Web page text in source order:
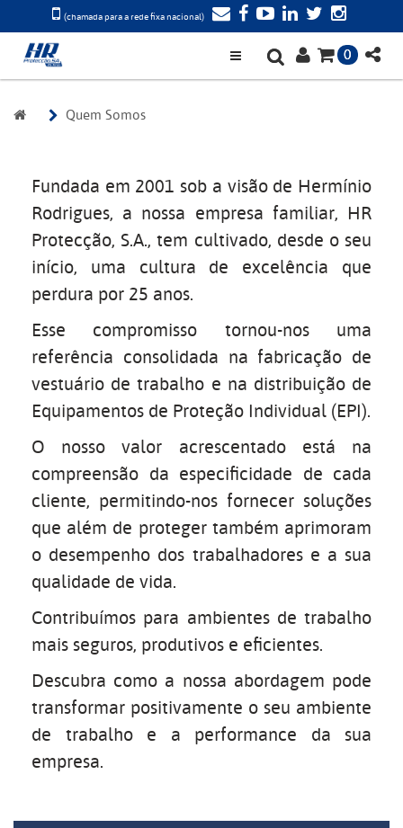
(chamada para a rede fixa nacional)
0
Quem Somos
Fundada em 2001 sob a visão de Hermínio
Rodrigues, a nossa empresa familiar, HR
Protecção, S.A., tem cultivado, desde o seu
início, uma cultura de excelência que
perdura por 25 anos.
Esse compromisso tornou-nos uma
referência consolidada na fabricação de
vestuário de trabalho e na distribuição de
Equipamentos de Proteção Individual (EPI).
O nosso valor acrescentado está na
compreensão da especificidade de cada
cliente, permitindo-nos fornecer soluções
que além de proteger também aprimoram
o desempenho dos trabalhadores e a sua
qualidade de vida.
Contribuímos para ambientes de trabalho
mais seguros, produtivos e eficientes.
Descubra como a nossa abordagem pode
transformar positivamente o seu ambiente
de trabalho e a performance da sua
empresa.